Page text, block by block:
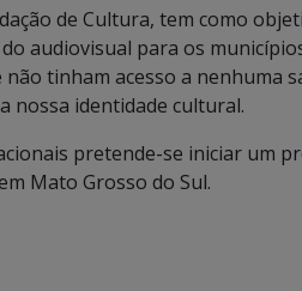
de Cultura, tem como
audiovisual para os
tinham acesso a nenhuma
nossa identidade cultural.
pretende-se iniciar um
Mato Grosso do Sul.